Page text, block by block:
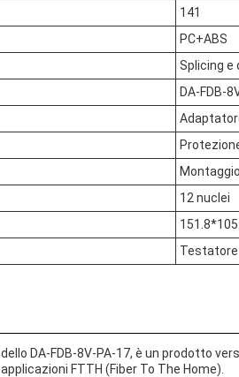
141
PC+ABS
Splicing e
DA-FDB-
12 nuclei
Testatore
DA-FDB-8V-PA-17, è un prodotto
FTTH (Fiber To The Home).